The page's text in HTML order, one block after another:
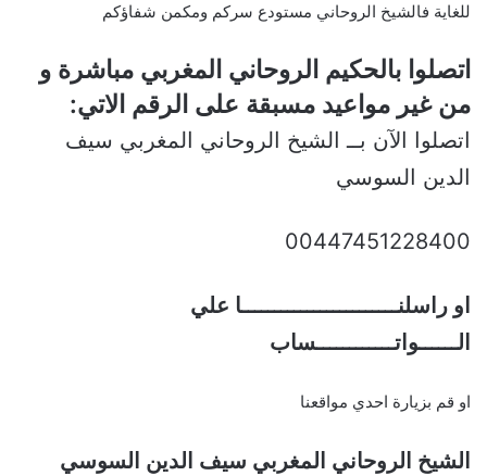
للغاية فالشيخ الروحاني مستودع سركم ومكمن شفاؤكم
اتصلوا بالحكيم الروحاني المغربي مباشرة و
من غير مواعيد مسبقة على الرقم الاتي:
اتصلوا الآن بــ الشيخ الروحاني المغربي سيف
الدين السوسي
00447451228400
او راسلنــــــــــــــــــــــــا علي
الــــــواتــــــــــــساب
او قم بزيارة احدي مواقعنا
الشيخ الروحاني المغربي سيف الدين السوسي